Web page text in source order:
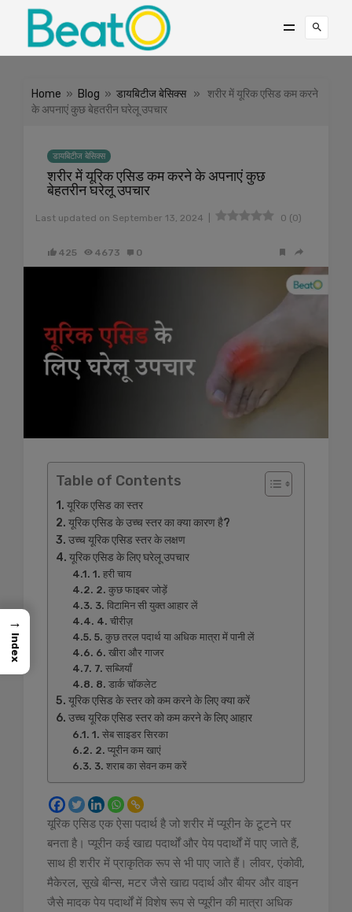
Home » Blog » डायबिटीज बेसिक्स» शरीर में यूरिक एसिड कम करने
के अपनाएं कुछ बेहतरीन घरेलू उपचार
डायबिटीज बेसिक्स
शरीर में यूरिक एसिड कम करने के अपनाएं कुछ
बेहतरीन घरेलू उपचार
Last updated on September 13, 2024 0 (0)
425 4673 0
Table of Contents
यूरिक एसिड का स्तर
यूरिक एसिड के उच्च स्तर का क्या कारण है?
उच्च यूरिक एसिड स्तर के लक्षण
यूरिक एसिड के लिए घरेलू उपचार
1. हरी चाय
2. कुछ फाइबर जोड़ें
3. विटामिन सी युक्त आहार लें
4. चीरीज़
5. कुछ तरल पदार्थ या अधिक मात्रा में पानी लें
6. खीरा और गाजर
7. सब्जियाँ
8. डार्क चॉकलेट
यूरिक एसिड के स्तर को कम करने के लिए क्या करें
उच्च यूरिक एसिड स्तर को कम करने के लिए आहार
1. सेब साइडर सिरका
2. प्यूरीन कम खाएं
3. शराब का सेवन कम करें
यूरिक एसिड एक ऐसा पदार्थ है जो शरीर में प्यूरीन के टूटने पर
बनता है। प्यूरीन कई खाद्य पदार्थों और पेय पदार्थों में पाए जाते हैं,
साथ ही शरीर में प्राकृतिक रूप से भी पाए जाते हैं। लीवर, एंकोवी,
मैकेरल, सूखे बीन्स, मटर जैसे खाद्य पदार्थ और बीयर और वाइन
जैसे मादक पेय पदार्थों में विशेष रूप से प्यूरीन की मात्रा अधिक
→
Index